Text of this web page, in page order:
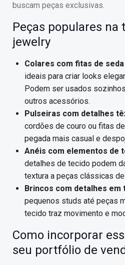
buscam peças exclusivas.
Peças populares
jewelry
Colares com fitas de
ideais para criar looks
Podem ser usados
outros acessórios.
Pulseiras com detalhes
cordões de couro ou fitas
pegada mais casual e
Anéis com elementos de
detalhes de tecido podem
textura a peças clássicas de
Brincos com detalhes em
pequenos studs até peças
tecido traz movimento e
Como incorporar
seu portfólio de